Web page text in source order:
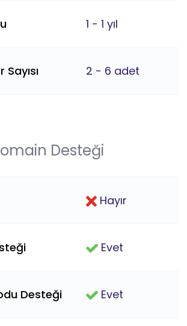
1 - 1 yıl
2 - 6 adet
Desteği
Hayır
Evet
Desteği Evet